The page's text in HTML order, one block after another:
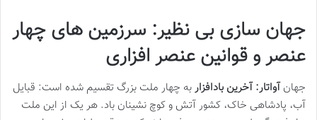
جهان سازی بی نظیر: سرزمین های چهار
عنصر و قوانین عنصر افزاری
جهانآواتار: آخرین بادافزاربه چهار ملت بزرگ تقسیم شده است: قبایل
آب، پادشاهی خاک، کشور آتش و کوچ نشینان باد. هر یک از این ملت